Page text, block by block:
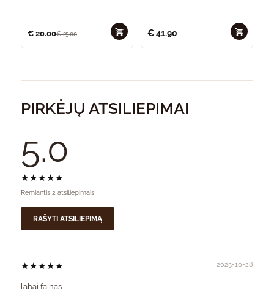
€ 20.00€25.00 €41.90
PIRKĖJŲ ATSILIEPIMAI
5.0
★★★★★
Remiantis 2 atsiliepimais
RAŠYTI ATSILIEPIMĄ
★★★★★ 2025-10-28
labai fainas